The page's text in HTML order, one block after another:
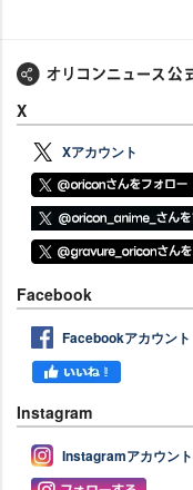
X
Xアカウント
Facebook
Facebookアカウント
Instagram
Instagramアカウント